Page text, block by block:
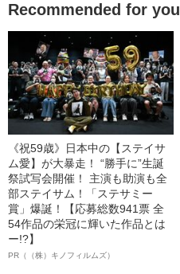
Recommended for you
《祝59歳》日本中の【ステイサ
ム愛】が大暴走！ “勝手に”生誕
祭試写会開催！ 主演も助演も全
部ステイサム！「ステサミー
賞」爆誕！【応募総数941票 全
54作品の栄冠に輝いた作品とは
ー!?】
PR（（株）キノフィルムズ）